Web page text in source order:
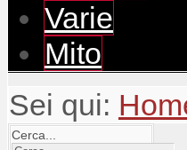
Varie
Mito
Sei qui:
Cerca...